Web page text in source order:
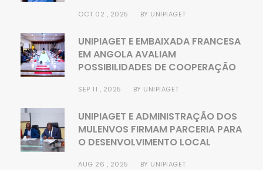
OCT 02 , 2025 BY UNIPIAGET
UNIPIAGET E EMBAIXADA FRANCESA
EM ANGOLA AVALIAM
POSSIBILIDADES DE COOPERAÇÃO
SEP 11 , 2025 BY UNIPIAGET
UNIPIAGET E ADMINISTRAÇÃO DOS
MULENVOS FIRMAM PARCERIA PARA
O DESENVOLVIMENTO LOCAL
AUG 26 , 2025 BY UNIPIAGET